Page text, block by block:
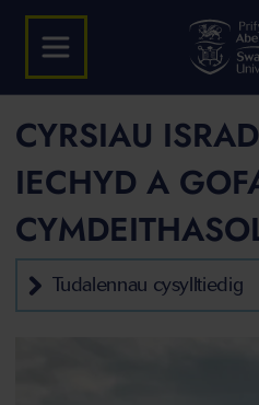
CYRSIAU
IECHYD A
Tudalennau cysylltiedig